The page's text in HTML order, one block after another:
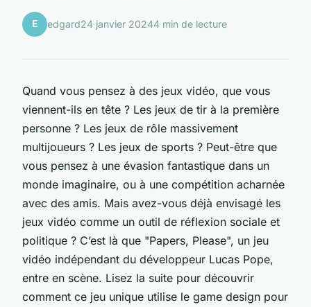
E edgard24 janvier 20244 min de lecture
Quand vous pensez à des jeux vidéo, que vous
viennent-ils en tête ? Les jeux de tir à la première
personne ? Les jeux de rôle massivement
multijoueurs ? Les jeux de sports ? Peut-être que
vous pensez à une évasion fantastique dans un
monde imaginaire, ou à une compétition acharnée
avec des amis. Mais avez-vous déjà envisagé les
jeux vidéo comme un outil de réflexion sociale et
politique ? C’est là que "Papers, Please", un jeu
vidéo indépendant du développeur Lucas Pope,
entre en scène. Lisez la suite pour découvrir
comment ce jeu unique utilise le game design pour